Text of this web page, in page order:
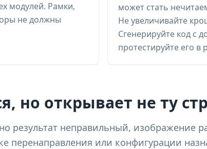
модулей. Рамки,
не должны
может стать
Не увеличивайте
Сгенерируйте код с
протестируйте его
но открывает не ту
результат неправильный, изображение
перенаправления или конфигурации